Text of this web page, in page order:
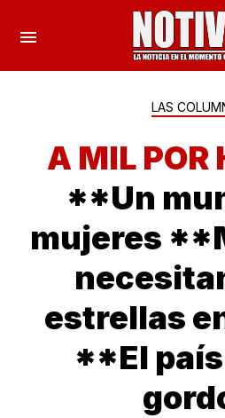
LAS
A MIL POR
**Un
mujeres
estrellas
**El país